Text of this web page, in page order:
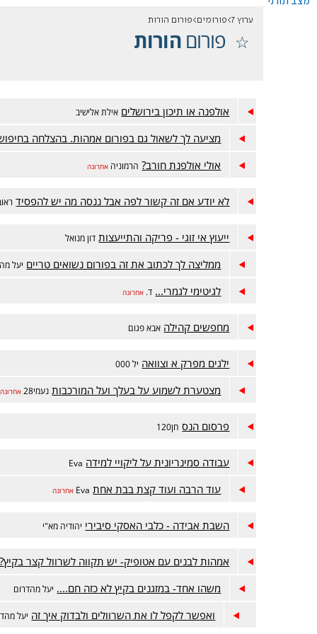
ערוץ 7 פורומים פורום הורות
פורוםהורות
אולפנה או תיכון בירושלים אילת אלישיב
מציעה לך לשאול גם בפורום אמהות. בהצלחה
אולי אולפנת חורב? הרמוניה אחרונה
לא יודע אם זה קשור לפה אבל ננסה מה יש להפסיד
ייעוץ אי זוגי - פריקה והתייעצות דון מנואל
ממליצה לך לכתוב את זה בפורום נשואים טריים יעל
לגיטימי לגמרי... ד. אחרונה
מחפשים קהילה אבא פגום
ילגים מפרק א וצוואה יל 000
מצטערת לשמוע על בעלך ועל המורכבות נעמי28 אחרונה
פרסום הנס חן120
עבודה סמינריונית על ליקויי למידה Eva
עוד הרבה ועוד קצת בבת אחת Eva אחרונה
השבת אבידה - כלבי האסקי סיבירי יהודיה מא"י
אמהות לבנים עם אטופיק- יש תקווה לשרוול קצר בקיץ?
משהו אחד- במזגנים בקיץ לא כזה חם.... יעל מהדרום
ואפשר לקפל לו את השרוולים ולבדוק איך זה יעל